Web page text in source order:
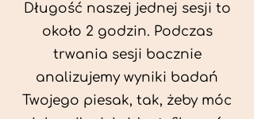
Długość naszej jednej sesji to
około 2 godzin. Podczas
trwania sesji bacznie
analizujemy wyniki badań
Twojego piesak, tak, żeby móc